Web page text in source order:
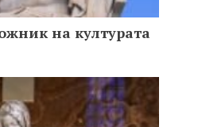
на културата